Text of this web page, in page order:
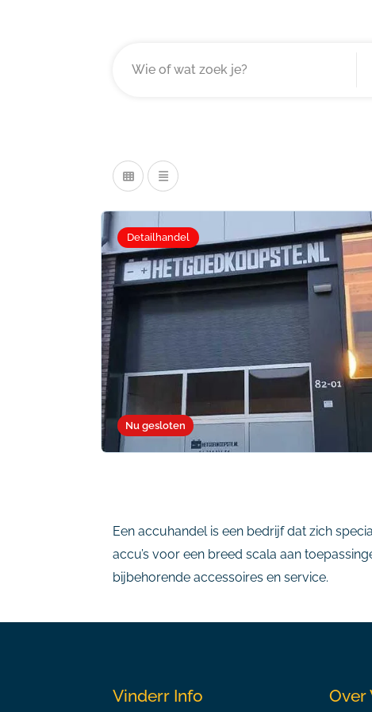
Nu gesloten
Detailhandel
Een accuhandel is een bedrijf dat zich
accu’s voor een breed scala aan
bijbehorende accessoires en service.
Vinderr Info Over